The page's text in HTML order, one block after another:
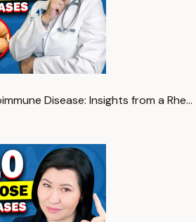
Disease: Insights from a Rhe…